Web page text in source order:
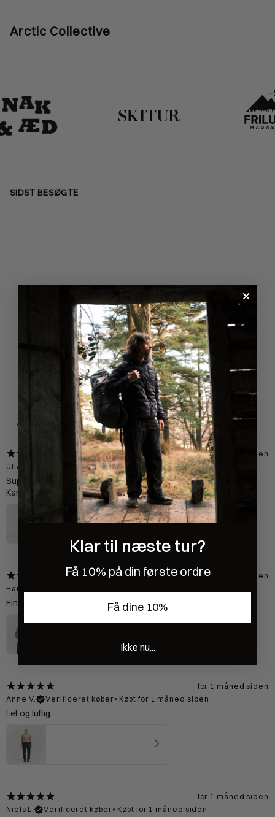
Arctic Collective
SIDST BESØGTE
4,9 / 5336 anmeldelser
Med medier
for 19 dage siden
Ulla-Britt D.
Verificeret køber Købt for 1 måned siden
Superlækker T-shirt også når det er meget varmt.
Kan anbefale den til alle der skal gå langt/være udenfor i lang tid.
Bornholm T-shirt Kvinde - Blue
for 23 dage siden
Hans L.
Fin og let Jakke
Preikestolen Skaljakke Mand - Grey
3 anmeldelser
for 1 måned siden
Anne V.
Verificeret køber• Købt for 1 måned siden
Let og luftig
for 1 måned siden
Niels L.
Verificeret køber• Købt for 1 måned siden
Klar til næste tur?
Få 10% på din første ordre
Få dine 10%
Ikke nu...